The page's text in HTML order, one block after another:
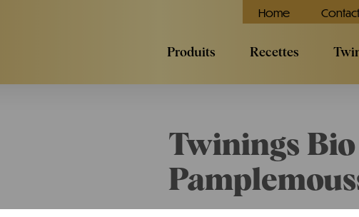
Home Contact
Produits Recettes
Twinings